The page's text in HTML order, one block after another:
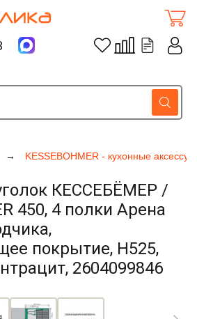
KESSEBOHMER - кухонные
КЕССЕБЁМЕР /
450, 4 полки Арена
покрытие, H525,
2604099846